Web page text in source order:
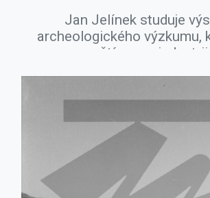
Jan Jelínek studuje
archeologického výzkumu,
štípanou industrii